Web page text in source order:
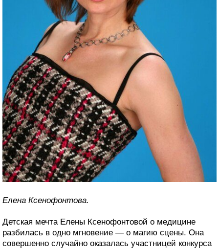
Елена Ксенофонтова.
Детская мечта Елены Ксенофонтовой о медицине
разбилась в одно мгновение — о магию сцены. Она
совершенно случайно оказалась участницей конкурса